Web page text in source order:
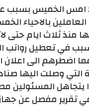
امس الخميس
بالاحياء
منذ ثلاث ايام حتى
من يناير الجاري قد تتسبب في تعطيل
اضطرهم الى اعلان
وصلت اليها
يتجاهل المسئولين
تقرير مفصل عن